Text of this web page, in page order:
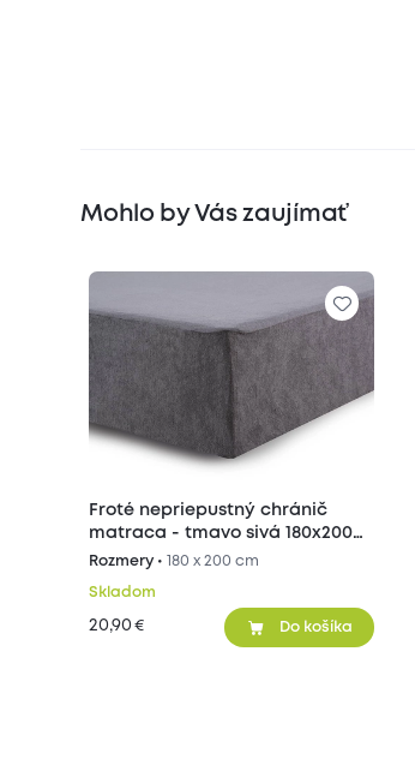
Mohlo by Vás zaujímať
Froté nepriepustný chránič
matraca - tmavo sivá 180x200
cm
Rozmery • 180 x 200 cm
Skladom
20,90 € Do košíka